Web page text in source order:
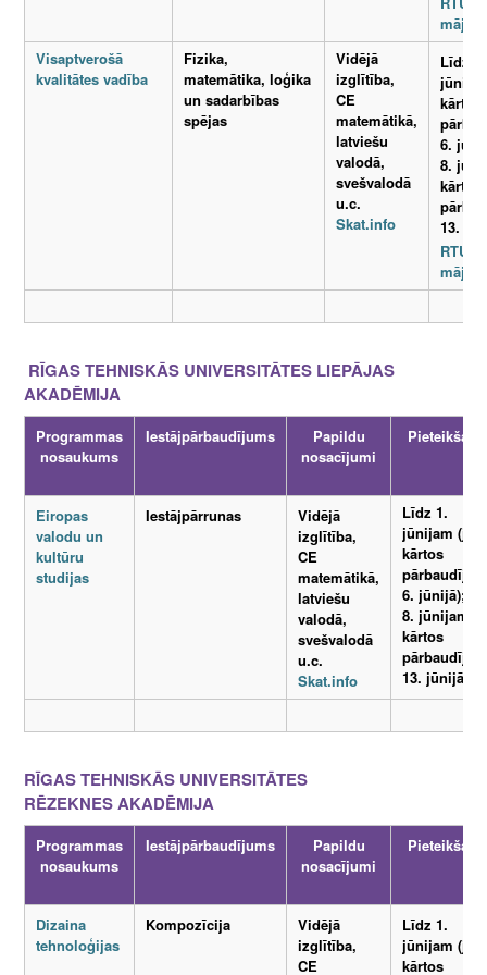
Visaptverošā
kvalitātes vadība
Fizika,
matemātika, loģika
un sadarbības
spējas
Vidējā
izglītība,
CE
matemātikā,
latviešu
valodā,
svešvalodā
u.c.
Skat.info
Līdz 1.
kārtos
6.
8.
kārtos
13.
RTU
RĪGAS TEHNISKĀS UNIVERSITĀTES LIEPĀJAS
AKADĒMIJA
Programmas
nosaukums
Iestājpārbaudījums
Papildu
nosacījumi
Eiropas
valodu un
kultūru
studijas
Iestājpārrunas
Vidējā
izglītība,
CE
matemātikā,
latviešu
valodā,
svešvalodā
u.c.
Skat.info
Līdz 1.
jūnijam (ja
kārtos
6. jūnijā);
8. jūnijam
kārtos
13. jūnijā)
RĪGAS TEHNISKĀS UNIVERSITĀTES
RĒZEKNES AKADĒMIJA
Programmas
nosaukums
Iestājpārbaudījums
Papildu
nosacījumi
Dizaina
tehnoloģijas
Kompozīcija
Vidējā
izglītība,
CE
Līdz 1.
jūnijam (ja
kārtos